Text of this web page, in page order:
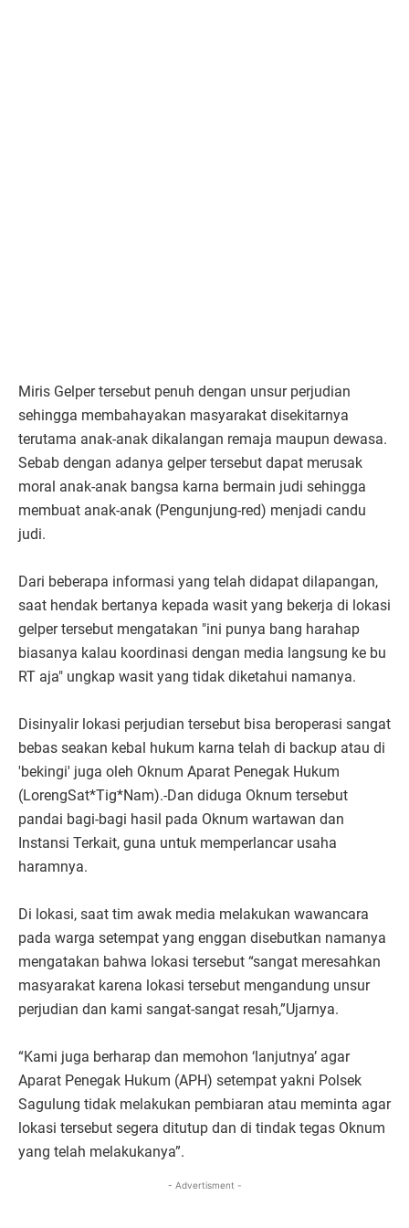
Miris Gelper tersebut penuh dengan unsur perjudian
sehingga membahayakan masyarakat disekitarnya
terutama anak-anak dikalangan remaja maupun dewasa.
Sebab dengan adanya gelper tersebut dapat merusak
moral anak-anak bangsa karna bermain judi sehingga
membuat anak-anak (Pengunjung-red) menjadi candu
judi.
Dari beberapa informasi yang telah didapat dilapangan,
saat hendak bertanya kepada wasit yang bekerja di lokasi
gelper tersebut mengatakan "ini punya bang harahap
biasanya kalau koordinasi dengan media langsung ke bu
RT aja" ungkap wasit yang tidak diketahui namanya.
Disinyalir lokasi perjudian tersebut bisa beroperasi sangat
bebas seakan kebal hukum karna telah di backup atau di
'bekingi' juga oleh Oknum Aparat Penegak Hukum
(LorengSat*Tig*Nam).-Dan diduga Oknum tersebut
pandai bagi-bagi hasil pada Oknum wartawan dan
Instansi Terkait, guna untuk memperlancar usaha
haramnya.
Di lokasi, saat tim awak media melakukan wawancara
pada warga setempat yang enggan disebutkan namanya
mengatakan bahwa lokasi tersebut “sangat meresahkan
masyarakat karena lokasi tersebut mengandung unsur
perjudian dan kami sangat-sangat resah,”Ujarnya.
“Kami juga berharap dan memohon ‘lanjutnya’ agar
Aparat Penegak Hukum (APH) setempat yakni Polsek
Sagulung tidak melakukan pembiaran atau meminta agar
lokasi tersebut segera ditutup dan di tindak tegas Oknum
yang telah melakukanya”.
- Advertisment -